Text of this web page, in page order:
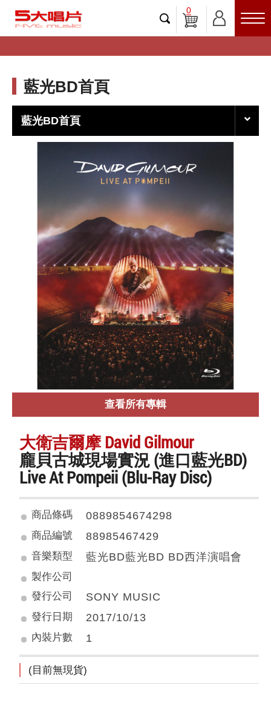
0
藍光BD首頁
藍光BD首頁
查看所有專輯
大衛吉爾摩 David Gilmour
龐貝古城現場實況 (進口藍光BD)
Live At Pompeii (Blu-Ray Disc)
商品條碼 0889854674298
商品編號 88985467429
音樂類型 藍光BD藍光BD BD西洋演唱會
製作公司
發行公司
SONY MUSIC
發行日期 2017/10/13
內裝片數 1
(目前無現貨)